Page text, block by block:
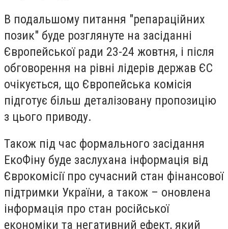
В подальшому питання "репараційних
позик" буде розглянуте на засіданні
Європейської ради 23-24 жовтня, і після
обговорення на рівні лідерів держав ЄС
очікується, що Європейська комісія
підготує більш деталізовану пропозицію
з цього приводу.
Також під час формального засідання
ЕкоФіну буде заслухана інформація від
Єврокомісії про сучасний стан фінансової
підтримки України, а також – оновлена
інформація про стан російської
економіки та негативний ефект, який